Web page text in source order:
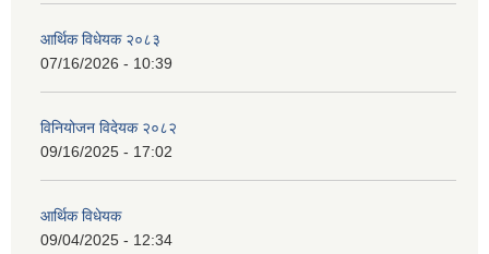
आर्थिक विधेयक २०८३
07/16/2026 - 10:39
विनियोजन विदेयक २०८२
09/16/2025 - 17:02
आर्थिक विधेयक
09/04/2025 - 12:34